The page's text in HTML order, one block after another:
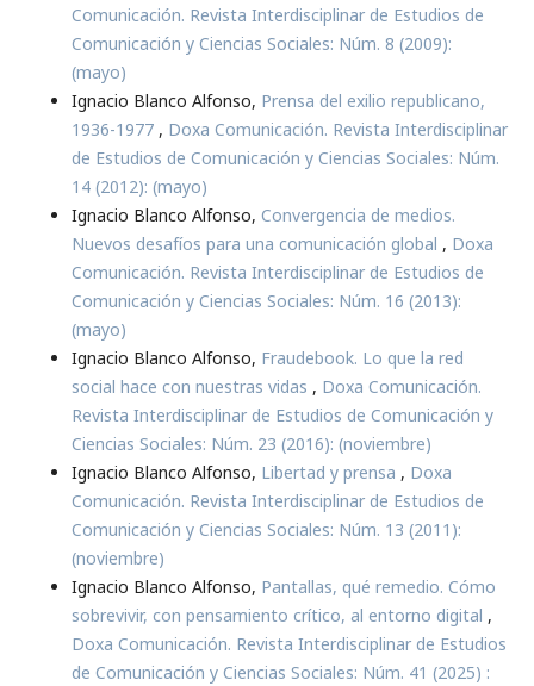
Comunicación. Revista Interdisciplinar de Estudios de
Comunicación y Ciencias Sociales: Núm. 8 (2009):
(mayo)
Ignacio Blanco Alfonso, Prensa del exilio republicano,
1936-1977 , Doxa Comunicación. Revista Interdisciplinar
de Estudios de Comunicación y Ciencias Sociales: Núm.
14 (2012): (mayo)
Ignacio Blanco Alfonso, Convergencia de medios.
Nuevos desafíos para una comunicación global , Doxa
Comunicación. Revista Interdisciplinar de Estudios de
Comunicación y Ciencias Sociales: Núm. 16 (2013):
(mayo)
Ignacio Blanco Alfonso, Fraudebook. Lo que la red
social hace con nuestras vidas , Doxa Comunicación.
Revista Interdisciplinar de Estudios de Comunicación y
Ciencias Sociales: Núm. 23 (2016): (noviembre)
Ignacio Blanco Alfonso, Libertad y prensa , Doxa
Comunicación. Revista Interdisciplinar de Estudios de
Comunicación y Ciencias Sociales: Núm. 13 (2011):
(noviembre)
Ignacio Blanco Alfonso, Pantallas, qué remedio. Cómo
sobrevivir, con pensamiento crítico, al entorno digital ,
Doxa Comunicación. Revista Interdisciplinar de Estudios
de Comunicación y Ciencias Sociales: Núm. 41 (2025) :